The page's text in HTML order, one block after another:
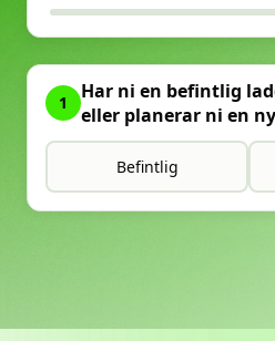
1
Har ni en befintlig
eller planerar ni en
Befintlig